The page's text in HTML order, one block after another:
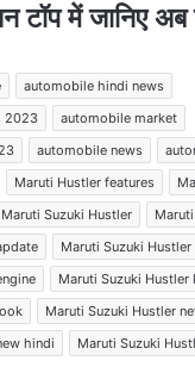
टॉप में जानिए
automobile hindi news
2023
automobile market
automobile news
Maruti Hustler features
Maruti Suzuki Hustler
Maruti Suzuki
Maruti Suzuki Hustler
Maruti Suzuki Hustler
hindi
Maruti Suzuki